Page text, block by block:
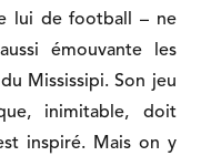
lui de football – ne
émouvante les
Mississipi. Son jeu
inimitable, doit
inspiré. Mais on y